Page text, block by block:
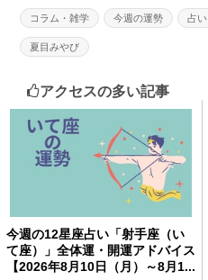
コラム・雑学 今週の運勢 占い
夏目みやび
アクセスの多い記事
今週の12星座占い「射手座（い
て座）」全体運・開運アドバイス
【2026年8月10日（月）～8月1...